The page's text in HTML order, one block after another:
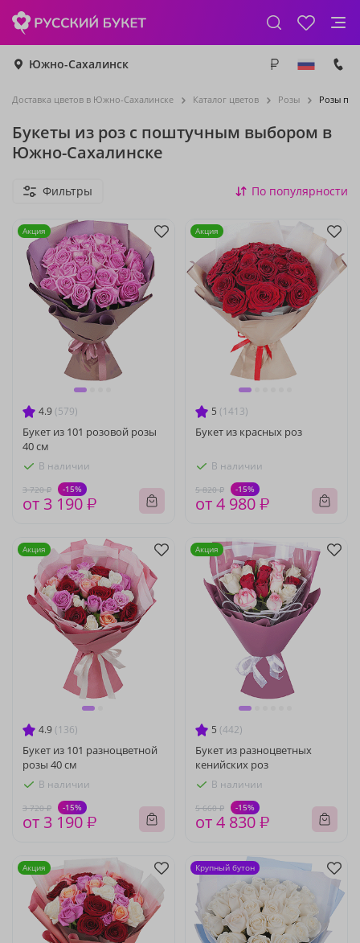
Южно-Сахалинск
Доставка цветов в Южно-Сахалинске Каталог цветов Розы Розы
Букеты из роз с поштучным выбором в
Южно-Сахалинске
Фильтры По популярности
4.9 (579)
Букет из 101 розовой розы
40 см
В наличии
3 720 ₽ -15%
от 3 190 ₽
Акция
5 (1413)
Букет из красных роз
В наличии
5 820 ₽ -15%
от 4 980 ₽
Акция
4.9 (136)
Букет из 101 разноцветной
розы 40 см
В наличии
3 720 ₽ -15%
от 3 190 ₽
Акция
5 (442)
Букет из разноцветных
кенийских роз
В наличии
5 660 ₽ -15%
от 4 830 ₽
Акция
Акция Крупный бутон